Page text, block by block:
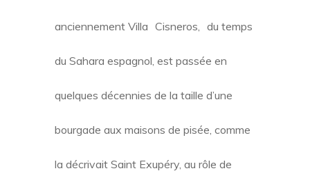
anciennement Villa Cisneros, du temps
du Sahara espagnol, est passée en
quelques décennies de la taille d’une
bourgade aux maisons de pisée, comme
la décrivait Saint Exupéry, au rôle de